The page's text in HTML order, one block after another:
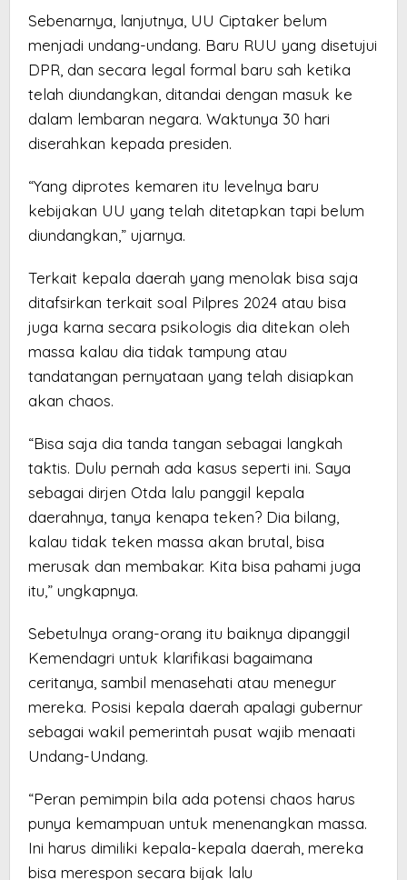
Sebenarnya, lanjutnya, UU Ciptaker belum
menjadi undang-undang. Baru RUU yang disetujui
DPR, dan secara legal formal baru sah ketika
telah diundangkan, ditandai dengan masuk ke
dalam lembaran negara. Waktunya 30 hari
diserahkan kepada presiden.
“Yang diprotes kemaren itu levelnya baru
kebijakan UU yang telah ditetapkan tapi belum
diundangkan,” ujarnya.
Terkait kepala daerah yang menolak bisa saja
ditafsirkan terkait soal Pilpres 2024 atau bisa
juga karna secara psikologis dia ditekan oleh
massa kalau dia tidak tampung atau
tandatangan pernyataan yang telah disiapkan
akan chaos.
“Bisa saja dia tanda tangan sebagai langkah
taktis. Dulu pernah ada kasus seperti ini. Saya
sebagai dirjen Otda lalu panggil kepala
daerahnya, tanya kenapa teken? Dia bilang,
kalau tidak teken massa akan brutal, bisa
merusak dan membakar. Kita bisa pahami juga
itu,” ungkapnya.
Sebetulnya orang-orang itu baiknya dipanggil
Kemendagri untuk klarifikasi bagaimana
ceritanya, sambil menasehati atau menegur
mereka. Posisi kepala daerah apalagi gubernur
sebagai wakil pemerintah pusat wajib menaati
Undang-Undang.
“Peran pemimpin bila ada potensi chaos harus
punya kemampuan untuk menenangkan massa.
Ini harus dimiliki kepala-kepala daerah, mereka
bisa merespon secara bijak lalu